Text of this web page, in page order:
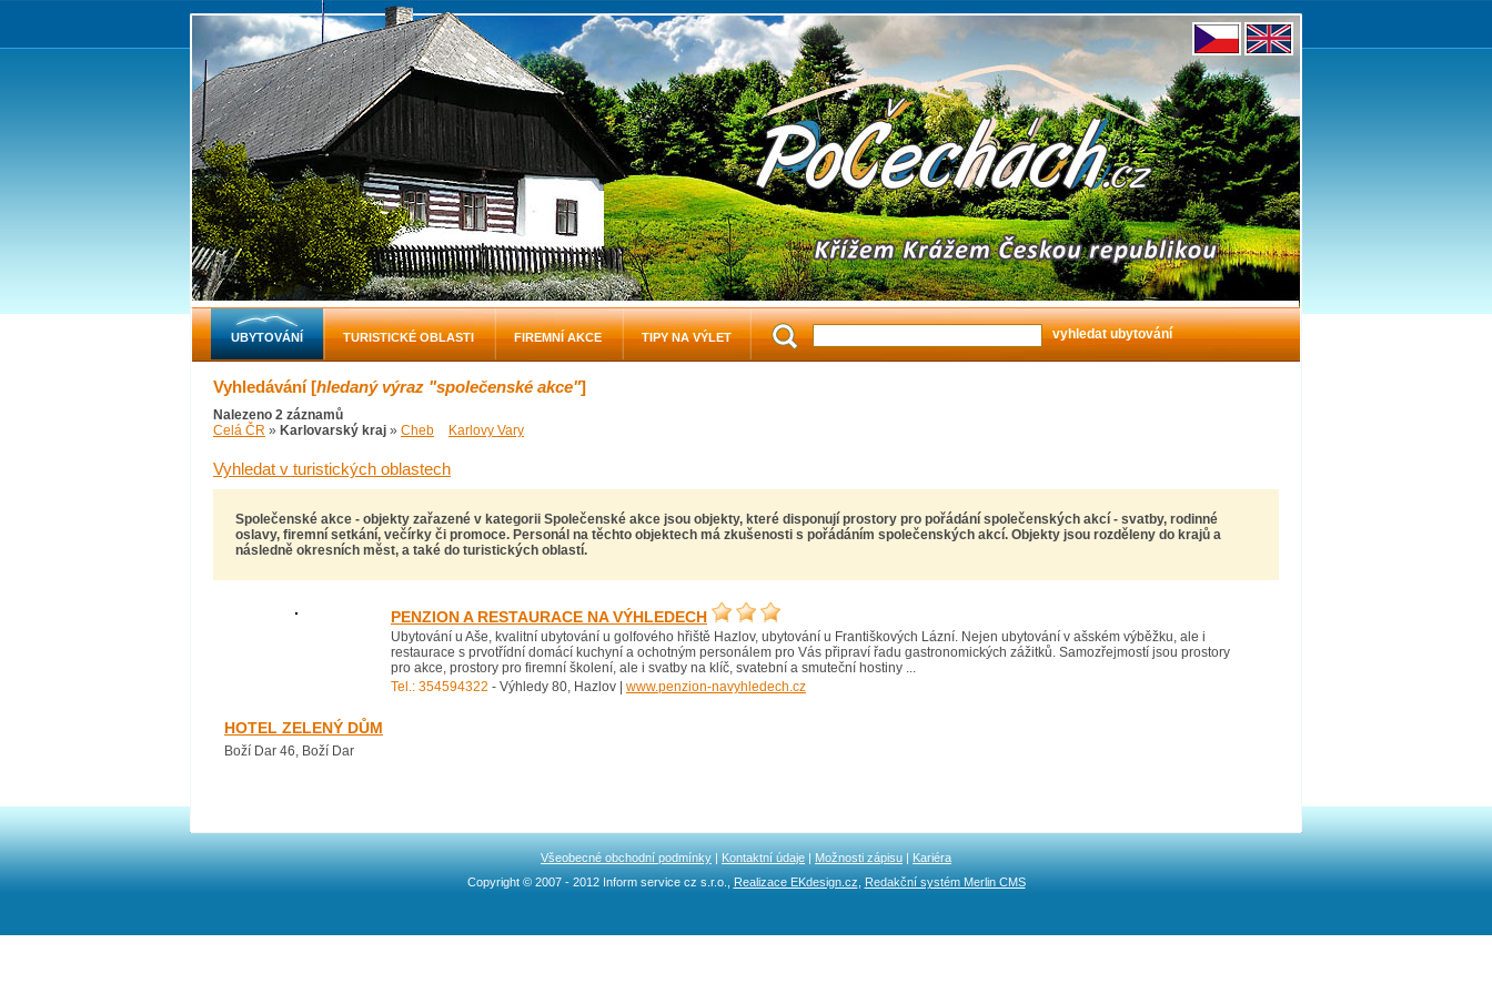
Vyhledávání [hledaný výraz "společenské akce"]
Nalezeno 2 záznamů
Celá ČR » Karlovarský kraj » Cheb Karlovy Vary
Vyhledat v turistických oblastech
Společenské akce - objekty zařazené v kategorii Společenské akce jsou objekty, které disponují prostory pro pořádání společenských akcí - svatby, rodinné
oslavy, firemní setkání, večírky či promoce. Personál na těchto objektech má zkušenosti s pořádáním společenských akcí. Objekty jsou rozděleny do krajů a
následně okresních měst, a také do turistických oblastí.
PENZION A RESTAURACE NA VÝHLEDECH
Ubytování u Aše, kvalitní ubytování u golfového hřiště Hazlov, ubytování u Františkových Lázní. Nejen ubytování v ašském výběžku, ale i
restaurace s prvotřídní domácí kuchyní a ochotným personálem pro Vás připraví řadu gastronomických zážitků. Samozřejmostí jsou prostory
pro akce, prostory pro firemní školení, ale i svatby na klíč, svatební a smuteční hostiny ...
Tel.: 354594322 - Výhledy 80, Hazlov | www.penzion-navyhledech.cz
HOTEL ZELENÝ DŮM
Boží Dar 46, Boží Dar
UBYTOVÁNÍ TURISTICKÉ OBLASTI FIREMNÍ AKCE TIPY NA VÝLET
Všeobecné obchodní podmínky | Kontaktní údaje | Možnosti zápisu | Kariéra
Copyright © 2007 - 2012 Inform service cz s.r.o.,
Realizace EKdesign.cz Redakční systém Merlin CMS